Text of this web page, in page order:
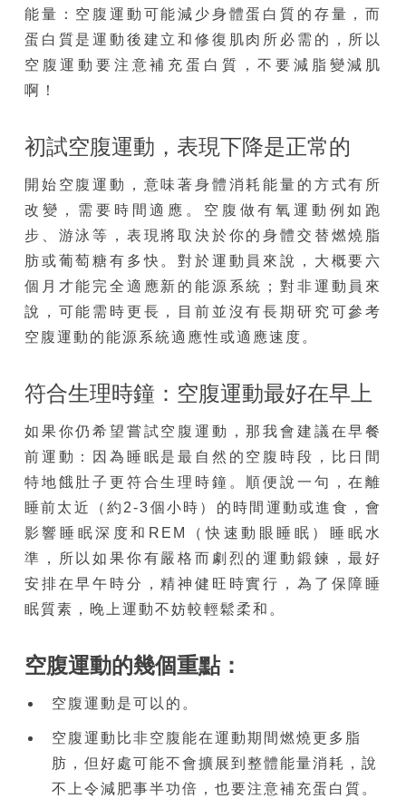
能量：空腹運動可能減少身體蛋白質的存量，而
蛋白質是運動後建立和修復肌肉所必需的，所以
空腹運動要注意補充蛋白質，不要減脂變減肌
啊！
初試空腹運動，表現下降是正常的
開始空腹運動，意味著身體消耗能量的方式有所
改變，需要時間適應。空腹做有氧運動例如跑
步、游泳等，表現將取決於你的身體交替燃燒脂
肪或葡萄糖有多快。對於運動員來說，大概要六
個月才能完全適應新的能源系統；對非運動員來
說，可能需時更長，目前並沒有長期研究可參考
空腹運動的能源系統適應性或適應速度。
符合生理時鐘：空腹運動最好在早上
如果你仍希望嘗試空腹運動，那我會建議在早餐
前運動：因為睡眠是最自然的空腹時段，比日間
特地餓肚子更符合生理時鐘。順便說一句，在離
睡前太近（約2-3個小時）的時間運動或進食，會
影響睡眠深度和REM（快速動眼睡眠）睡眠水
準，所以如果你有嚴格而劇烈的運動鍛鍊，最好
安排在早午時分，精神健旺時實行，為了保障睡
眠質素，晚上運動不妨較輕鬆柔和。
空腹運動的幾個重點：
空腹運動是可以的。
空腹運動比非空腹能在運動期間燃燒更多脂
肪，但好處可能不會擴展到整體能量消耗，說
不上令減肥事半功倍，也要注意補充蛋白質。